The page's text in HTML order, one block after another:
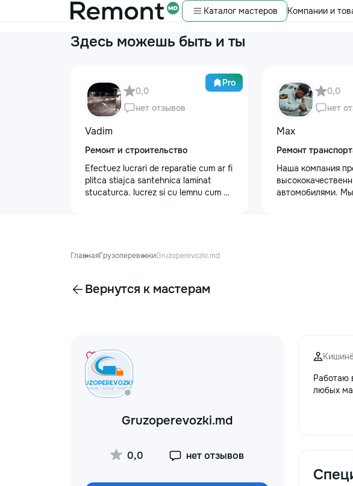
Каталог мастеров Компании и
Здесь можешь быть и ты
Pro
0,0
нет отзывов
Vadim
Ремонт и строительство
Efectuez lucrari de reparatie cum ar fi
plitca stiajca santehnica laminat
stucaturca. lucrez si cu lemnu cum ar
0,0
нет
Max
Ремонт
Наша компания
автомобилями.
салона. Услуги
и антихрому
стиль, а
вас долгие годы.
ГлавнаяГрузоперевозкиGruzoperevozki.md
Вернутся к мастерам
Gruzoperevozki.md
0,0 нет отзывов
Работаю
любых